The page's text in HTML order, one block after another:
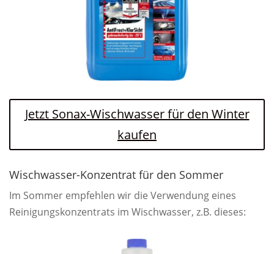
Jetzt Sonax-Wischwasser für den Winter
kaufen
Wischwasser-Konzentrat für den Sommer
Im Sommer empfehlen wir die Verwendung eines
Reinigungskonzentrats im Wischwasser, z.B. dieses: